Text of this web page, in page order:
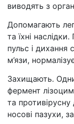
виводять з
Допомагають
та їхні
пульс і дихання
м’язи,
Захищають.
фермент
та
носові пазухи,